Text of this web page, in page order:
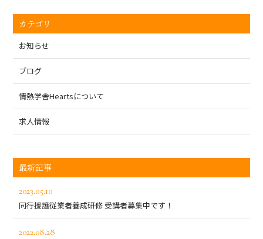
カテゴリ
お知らせ
ブログ
情熱学舎Heartsについて
求人情報
最新記事
2023.05.10
同行援護従業者養成研修 受講者募集中です！
2022.08.28